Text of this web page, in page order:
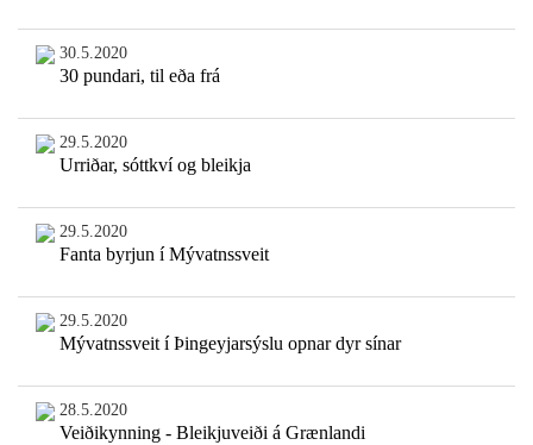
30.5.2020
30 pundari, til eða frá
29.5.2020
Urriðar, sóttkví og bleikja
29.5.2020
Fanta byrjun í Mývatnssveit
29.5.2020
Mývatnssveit í Þingeyjarsýslu opnar dyr sínar
28.5.2020
Veiðikynning - Bleikjuveiði á Grænlandi